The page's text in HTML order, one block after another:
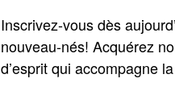
Inscrivez-vous dès
nouveau-nés! Acquérez
d’esprit qui accompagne